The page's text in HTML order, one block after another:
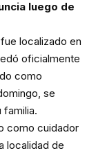
luego de
localizado en
oficialmente
como
se
familia.
como cuidador
localidad de